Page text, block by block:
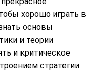
хорошо играть в
основы
и теории
и критическое
стратегии